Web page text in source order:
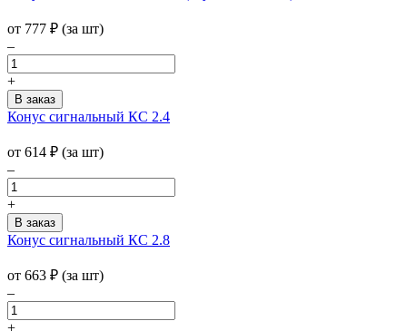
от 777 ₽ (за шт)
–
+
Конус сигнальный КС 2.4
от 614 ₽ (за шт)
–
+
Конус сигнальный КС 2.8
от 663 ₽ (за шт)
–
+